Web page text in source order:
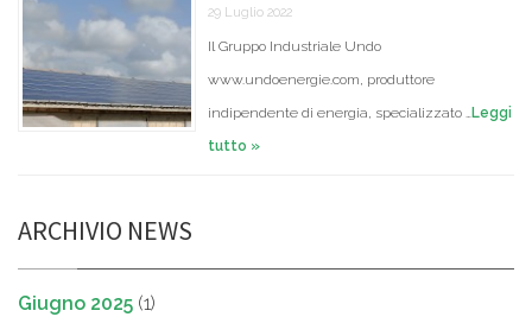
29 Luglio 2022
Il Gruppo Industriale Undo
www.undoenergie.com, produttore
indipendente di energia, specializzato …Leggi
tutto »
ARCHIVIO NEWS
Giugno 2025 (1)